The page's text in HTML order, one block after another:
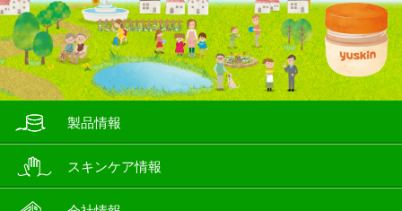
製品情報
スキンケア情報